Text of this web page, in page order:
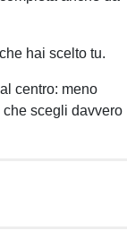
hai scelto tu.
centro: meno
scegli davvero